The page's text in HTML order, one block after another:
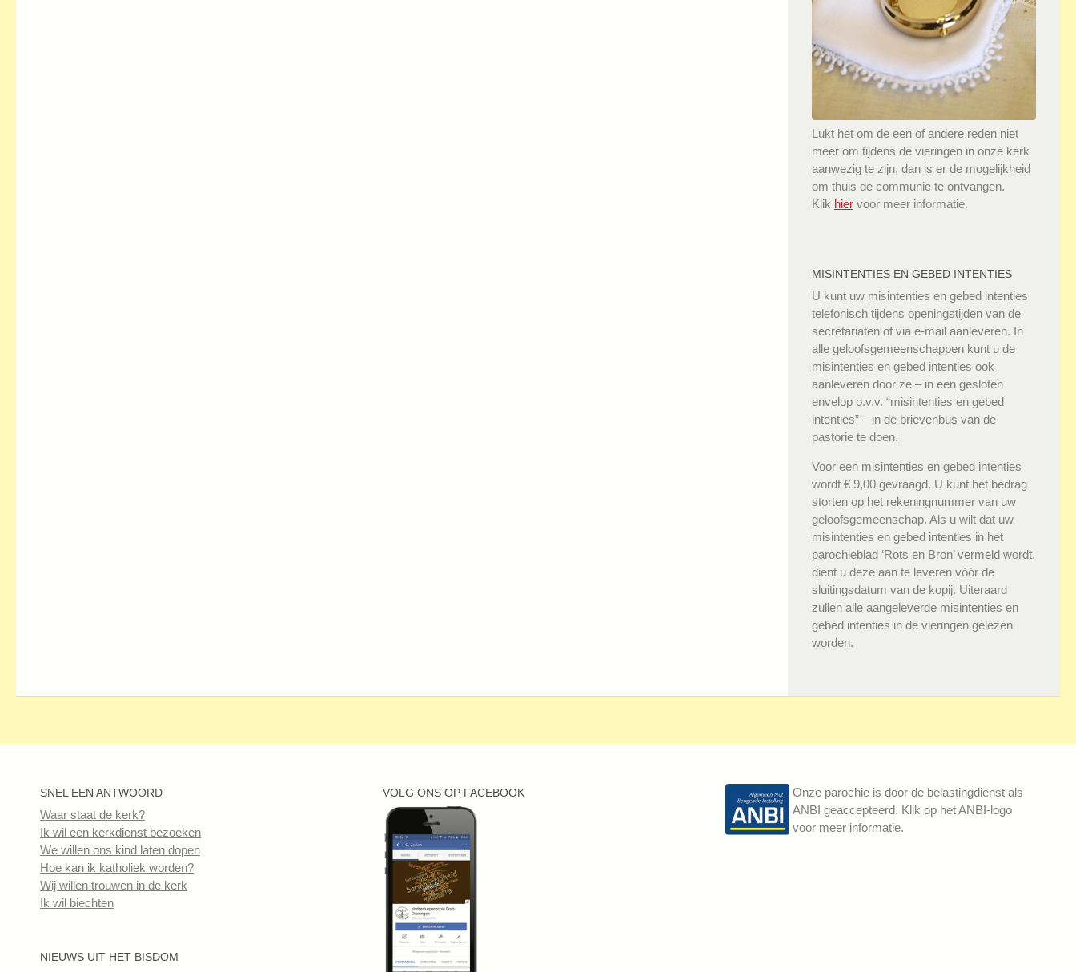
Lukt het om de een of andere reden niet
meer om tijdens de vieringen in onze kerk
aanwezig te zijn, dan is er de mogelijkheid
om thuis de communie te ontvangen.
Klik hier voor meer informatie.
MISINTENTIES EN GEBED INTENTIES
U kunt uw misintenties en gebed intenties
telefonisch tijdens openingstijden van de
secretariaten of via e-mail aanleveren. In
alle geloofsgemeenschappen kunt u de
misintenties en gebed intenties ook
aanleveren door ze – in een gesloten
envelop o.v.v. “misintenties en gebed
intenties” – in de brievenbus van de
pastorie te doen.
Voor een misintenties en gebed intenties
wordt € 9,00 gevraagd. U kunt het bedrag
storten op het rekeningnummer van uw
geloofsgemeenschap. Als u wilt dat uw
misintenties en gebed intenties in het
parochieblad ‘Rots en Bron’ vermeld wordt,
dient u deze aan te leveren vóór de
sluitingsdatum van de kopij. Uiteraard
zullen alle aangeleverde misintenties en
gebed intenties in de vieringen gelezen
worden.
SNEL EEN ANTWOORD
Waar staat de kerk?
Ik wil een kerkdienst bezoeken
We willen ons kind laten dopen
Hoe kan ik katholiek worden?
Wij willen trouwen in de kerk
Ik wil biechten
NIEUWS UIT HET BISDOM
VOLG ONS OP FACEBOOK
Onze parochie is door de belastingdienst als
ANBI geaccepteerd. Klik op het ANBI-logo
voor meer informatie.